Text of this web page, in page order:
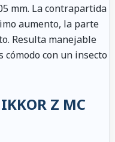
mm. La contrapartida
aumento, la parte
Resulta manejable
con un insecto
Z MC